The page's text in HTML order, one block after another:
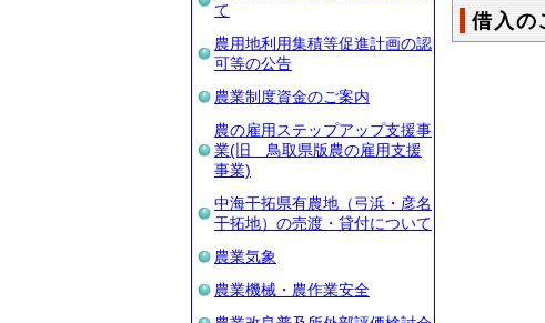
て
農用地利用集積等促進計画の認
可等の公告
農業制度資金のご案内
農の雇用ステップアップ支援事
業(旧 鳥取県版農の雇用支援
事業)
中海干拓県有農地（弓浜・彦名
干拓地）の売渡・貸付について
農業気象
農業機械・農作業安全
借入の